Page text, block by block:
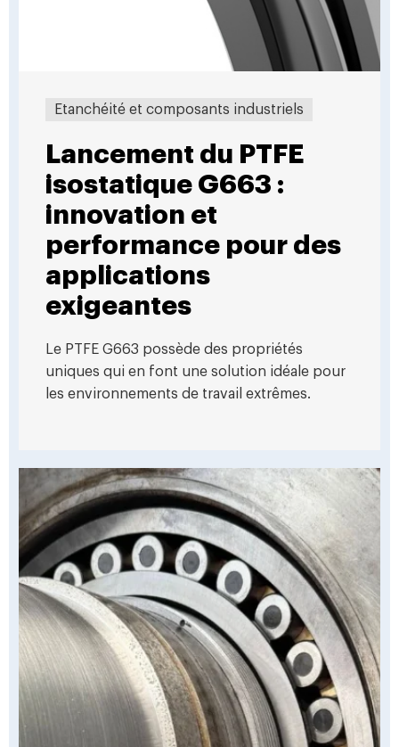
Etanchéité et composants industriels
Lancement du PTFE
isostatique G663 :
innovation et
performance pour des
applications
exigeantes
Le PTFE G663 possède des propriétés
uniques qui en font une solution idéale pour
les environnements de travail extrêmes.